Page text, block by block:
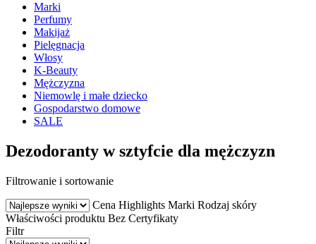
Marki
Perfumy
Makijaż
Pielęgnacja
Włosy
K-Beauty
Mężczyzna
Niemowlę i małe dziecko
Gospodarstwo domowe
SALE
Dezodoranty w sztyfcie dla mężczyzn
Filtrowanie i sortowanie
Cena Highlights Marki Rodzaj skóry
Właściwości produktu Bez Certyfikaty
Filtr